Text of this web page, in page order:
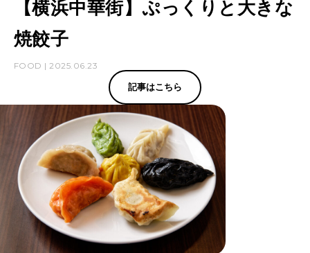
【横浜中華街】ぷっくりと大きな
焼餃子
FOOD | 2025.06.23
記事はこちら